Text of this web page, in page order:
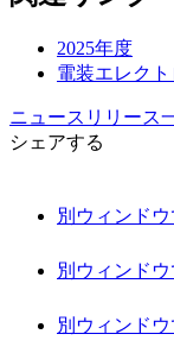
2025年度
電装エレク
ニュースリリース
シェアする
別ウィンドウ
別ウィンドウ
別ウィンドウ